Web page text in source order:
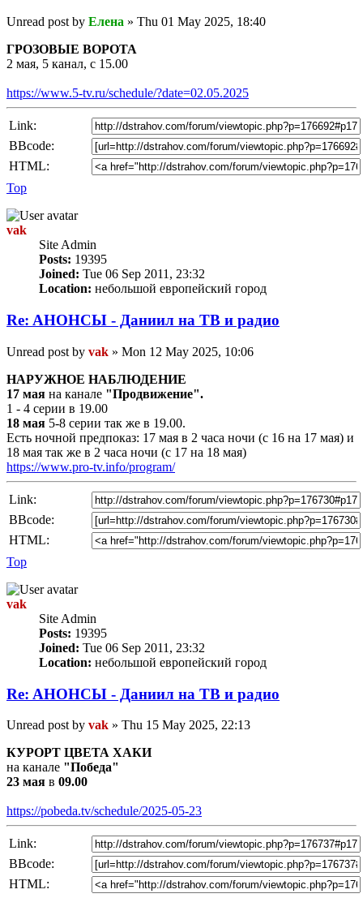
Unread post by Елена » Thu 01 May 2025, 18:40
ГРОЗОВЫЕ ВОРОТА
2 мая, 5 канал, с 15.00
https://www.5-tv.ru/schedule/?date=02.05.2025
Link:
BBcode:
HTML:
Top
vak
Site Admin
Posts: 19395
Joined: Tue 06 Sep 2011, 23:32
Location: небольшой европейский город
Re: AНОНСЫ - Даниил на TВ и радио
Unread post by vak » Mon 12 May 2025, 10:06
НАРУЖНОЕ НАБЛЮДЕНИЕ
17 мая на канале "Продвижение".
1 - 4 серии в 19.00
18 мая 5-8 серии так же в 19.00.
Есть ночной предпоказ: 17 мая в 2 часа ночи (с 16 на 17 мая) и
18 мая так же в 2 часа ночи (с 17 на 18 мая)
https://www.pro-tv.info/program/
Link:
BBcode:
HTML:
Top
vak
Site Admin
Posts: 19395
Joined: Tue 06 Sep 2011, 23:32
Location: небольшой европейский город
Re: AНОНСЫ - Даниил на TВ и радио
Unread post by vak » Thu 15 May 2025, 22:13
КУРОРТ ЦВЕТА ХАКИ
на канале "Победа"
23 мая в 09.00
https://pobeda.tv/schedule/2025-05-23
Link:
BBcode:
HTML: